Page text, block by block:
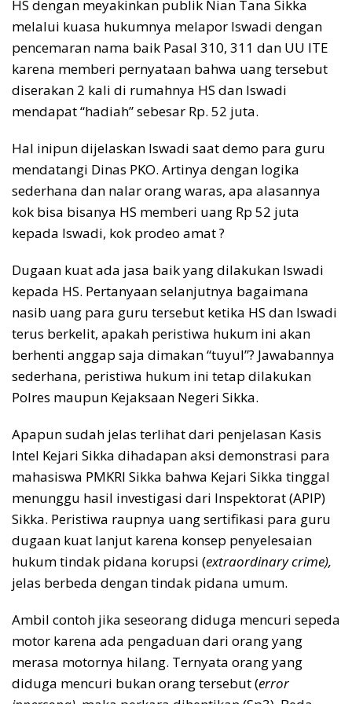
HS dengan meyakinkan publik Nian Tana Sikka
melalui kuasa hukumnya melapor Iswadi dengan
pencemaran nama baik Pasal 310, 311 dan UU ITE
karena memberi pernyataan bahwa uang tersebut
diserakan 2 kali di rumahnya HS dan Iswadi
mendapat “hadiah” sebesar Rp. 52 juta.
Hal inipun dijelaskan Iswadi saat demo para guru
mendatangi Dinas PKO. Artinya dengan logika
sederhana dan nalar orang waras, apa alasannya
kok bisa bisanya HS memberi uang Rp 52 juta
kepada Iswadi, kok prodeo amat ?
Dugaan kuat ada jasa baik yang dilakukan Iswadi
kepada HS. Pertanyaan selanjutnya bagaimana
nasib uang para guru tersebut ketika HS dan Iswadi
terus berkelit, apakah peristiwa hukum ini akan
berhenti anggap saja dimakan “tuyul”? Jawabannya
sederhana, peristiwa hukum ini tetap dilakukan
Polres maupun Kejaksaan Negeri Sikka.
Apapun sudah jelas terlihat dari penjelasan Kasis
Intel Kejari Sikka dihadapan aksi demonstrasi para
mahasiswa PMKRI Sikka bahwa Kejari Sikka tinggal
menunggu hasil investigasi dari Inspektorat (APIP)
Sikka. Peristiwa raupnya uang sertifikasi para guru
dugaan kuat lanjut karena konsep penyelesaian
hukum tindak pidana korupsi (extraordinary crime),
jelas berbeda dengan tindak pidana umum.
Ambil contoh jika seseorang diduga mencuri sepeda
motor karena ada pengaduan dari orang yang
merasa motornya hilang. Ternyata orang yang
diduga mencuri bukan orang tersebut (error